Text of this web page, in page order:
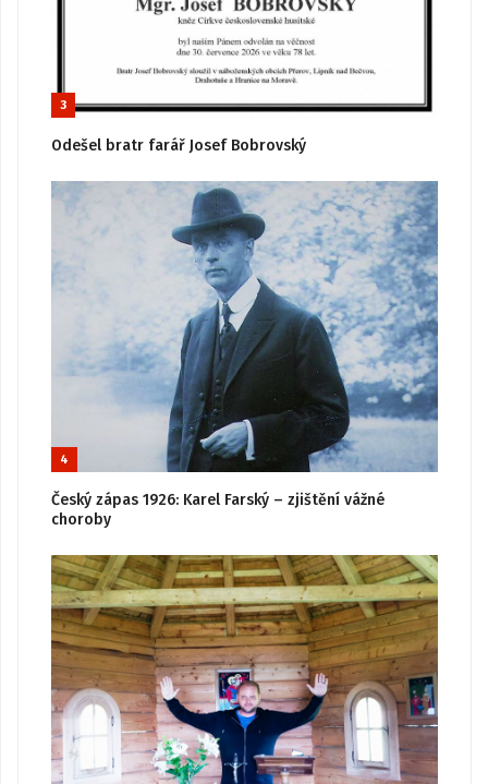
3
Odešel bratr farář Josef Bobrovský
4
Český zápas 1926: Karel Farský – zjištění vážné
choroby